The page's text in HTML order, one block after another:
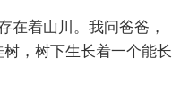
在着山川。我问爸爸，
，树下生长着一个能长